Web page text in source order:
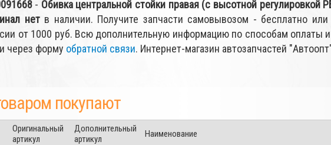
- Обивка центральной стойки правая (с высотной регулировкой
нетв наличии. Получите запчасти самовывозом - бесплатно
от 1000 руб. Всю дополнительную информацию по способам оплаты
через форму обратной связи. Интернет-магазин автозапчастей
покупают
Оригинальный
артикул
Дополнительный
артикул
Наименование